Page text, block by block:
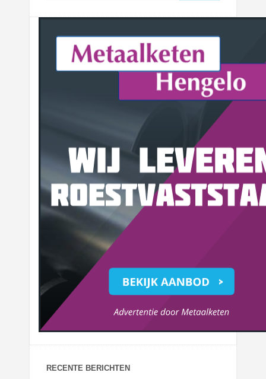
RECENTE BERICHTEN